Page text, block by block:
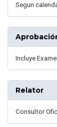
Segun
Incluye
Relator
Consultor